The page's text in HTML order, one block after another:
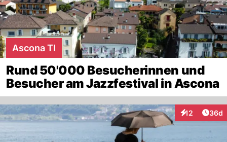
Ascona TI
Rund 50'000 Besucherinnen und
Besucher am Jazzfestival in Ascona
12
Interaktionen
36d